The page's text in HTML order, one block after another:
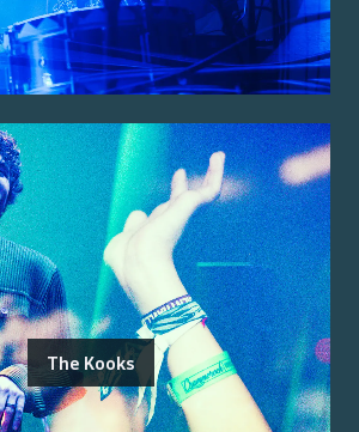
The Kooks